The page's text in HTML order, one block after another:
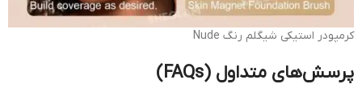
کرمپودر استیکی شیگلم رنگ Nude
پرسش‌های متداول (FAQs)